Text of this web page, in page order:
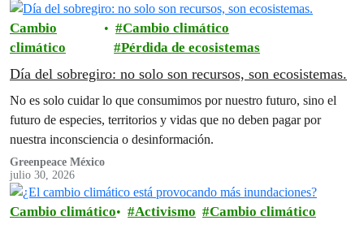
Cambio
climático
Cambio climático
Pérdida de ecosistemas
Día del sobregiro: no solo son recursos, son ecosistemas.
No es solo cuidar lo que consumimos por nuestro futuro, sino el
futuro de especies, territorios y vidas que no deben pagar por
nuestra inconsciencia o desinformación.
Greenpeace México
julio 30, 2026
Cambio climático Activismo Cambio climático